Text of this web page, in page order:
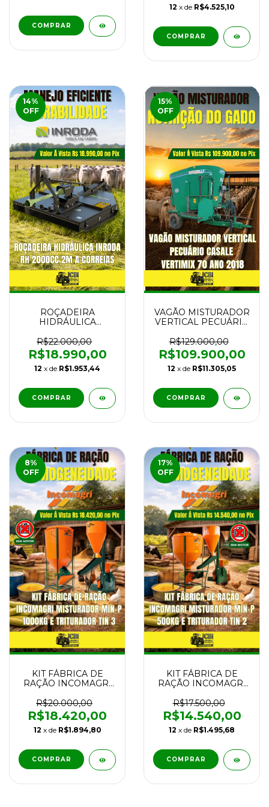
12 x de R$4.525,10
14%
OFF
ROÇADEIRA
HIDRÁULICA
2M A CORREIAS
NOVA
R$22.000,00
R$18.990,00
12 x de R$1.953,44
COMPRAR
15%
OFF
VAGÃO MISTURADOR
VERTICAL PECUÁRIO
ANO 2018
R$129.000,00
R$109.900,00
12 x de R$11.305,05
8%
OFF
KIT FÁBRICA DE
RAÇÃO INCOMAGRI
1000KG E
TRITURADOR TIN 3
NOVO
R$20.000,00
R$18.420,00
12 x de R$1.894,80
17%
OFF
KIT FÁBRICA DE
RAÇÃO INCOMAGRI
500KG E
TRITURADOR TIN 2
NOVO
R$17.500,00
R$14.540,00
12 x de R$1.495,68